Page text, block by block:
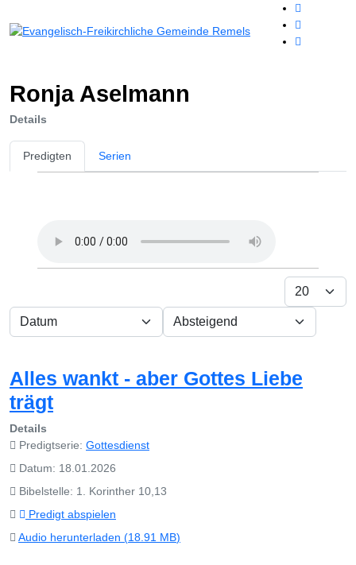
Ronja Aselmann
Details
Predigten Serien
Anzeige #
- Sortierung wählen -
- Richtung wählen -
Alles wankt - aber Gottes Liebe
trägt
Details
Predigtserie: Gottesdienst
Datum: 18.01.2026
Bibelstelle: 1. Korinther 10,13
Predigt abspielen
Audio herunterladen (18.91 MB)